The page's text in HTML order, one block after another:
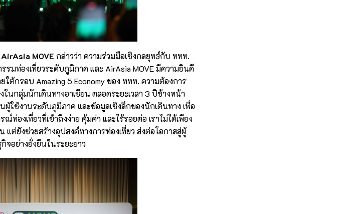
MOVEกล่าวว่า ความร่วมมือเชิงกลยุทธ์กับ ททท.
ท่องเที่ยวระดับภูมิภาค และ AirAsia MOVE มีความยินดี
ต้กรอบ Amazing 5 Economy ของ ททท. ความต้องการ
นกลุ่มนักเดินทางอาเซียน ตลอดระยะเวลา 3 ปีข้างหน้า
ใช้งานระดับภูมิภาค และข้อมูลเชิงลึกของนักเดินทาง เพื่อ
องเที่ยวที่เข้าถึงง่าย คุ้มค่า และไร้รอยต่อ เราไม่ได้เพียง
ต่ยังช่วยสร้างอุปสงค์ทางการท่องเที่ยว ส่งต่อโอกาสสู่ผู้
จอย่างยั่งยืนในระยะยาว